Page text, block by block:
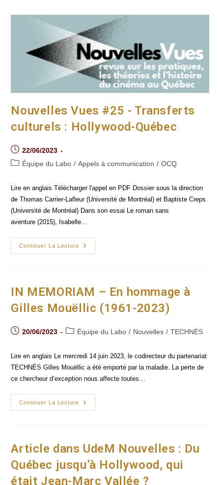
GRAFIM
5e
Édition
Nouvelles Vues #25 - Transferts
culturels : Hollywood-Québec
Post
published:
22/06/2023
PostÉquipe du Labo / Appels à communication / OCQ
Lire en anglais Télécharger l'appel en PDF Dossier sous la direction
de Thomas Carrier-Lafleur (Université de Montréal) et Baptiste Creps
(Université de Montréal) Dans son essai Le roman sans
aventure (2015), Isabelle…
Continuer La Lecture
Nouvelles
Vues
Hollywood-
Québec
IN MEMORIAM – En hommage à
Gilles Mouëllic (1961-2023)
Post20/06/2023
PostÉquipe du Labo / Nouvelles / TECHNÈS
Lire en anglais Le mercredi 14 juin 2023, le codirecteur du partenariat
TECHNÈS Gilles Mouëllic a été emporté par la maladie. La perte de
ce chercheur d’exception nous affecte toutes…
Continuer La Lecture
IN
MEMORIAM
Gilles
Mouëllic
2023)
Article dans UdeM Nouvelles : Du
Québec jusqu’à Hollywood, qui
était Jean-Marc Vallée ?